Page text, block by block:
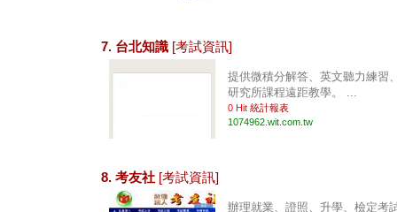
7. 台北知識 [考試資訊]
提供微積分解答、英文聽力練習
研究所課程遠距教學。 ...
0 Hit 統計報表
1074962.wit.com.tw
8. 考友社 [考試資訊]
辦理就業、證照、升學、檢定考